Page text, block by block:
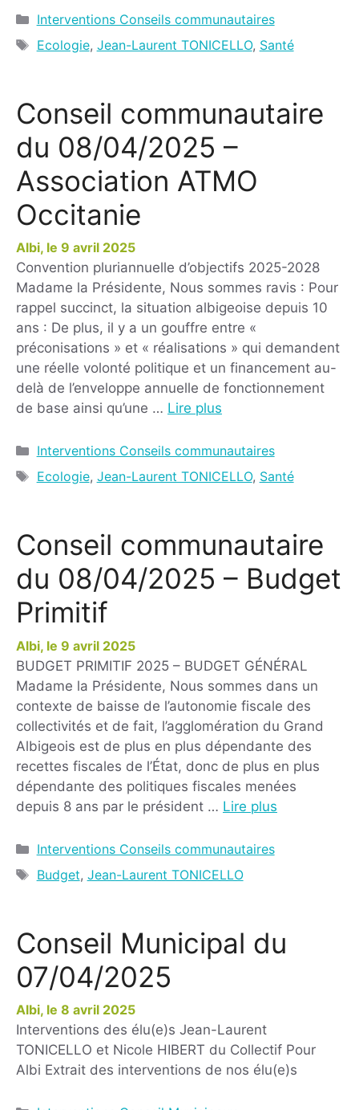
Interventions Conseils communautaires
Ecologie, Jean-Laurent TONICELLO, Santé
Conseil communautaire
du 08/04/2025 –
Association ATMO
Occitanie
9 avril 2025
Convention pluriannuelle d’objectifs 2025-2028
Madame la Présidente, Nous sommes ravis : Pour
rappel succinct, la situation albigeoise depuis 10
ans : De plus, il y a un gouffre entre «
préconisations » et « réalisations » qui demandent
une réelle volonté politique et un financement au-
delà de l’enveloppe annuelle de fonctionnement
de base ainsi qu’une … Lire plus
Interventions Conseils communautaires
Ecologie, Jean-Laurent TONICELLO, Santé
Conseil communautaire
du 08/04/2025 – Budget
Primitif
9 avril 2025
BUDGET PRIMITIF 2025 – BUDGET GÉNÉRAL
Madame la Présidente, Nous sommes dans un
contexte de baisse de l’autonomie fiscale des
collectivités et de fait, l’agglomération du Grand
Albigeois est de plus en plus dépendante des
recettes fiscales de l’État, donc de plus en plus
dépendante des politiques fiscales menées
depuis 8 ans par le président … Lire plus
Interventions Conseils communautaires
Budget, Jean-Laurent TONICELLO
Conseil Municipal du
07/04/2025
8 avril 2025
Interventions des élu(e)s Jean-Laurent
TONICELLO et Nicole HIBERT du Collectif Pour
Albi Extrait des interventions de nos élu(e)s